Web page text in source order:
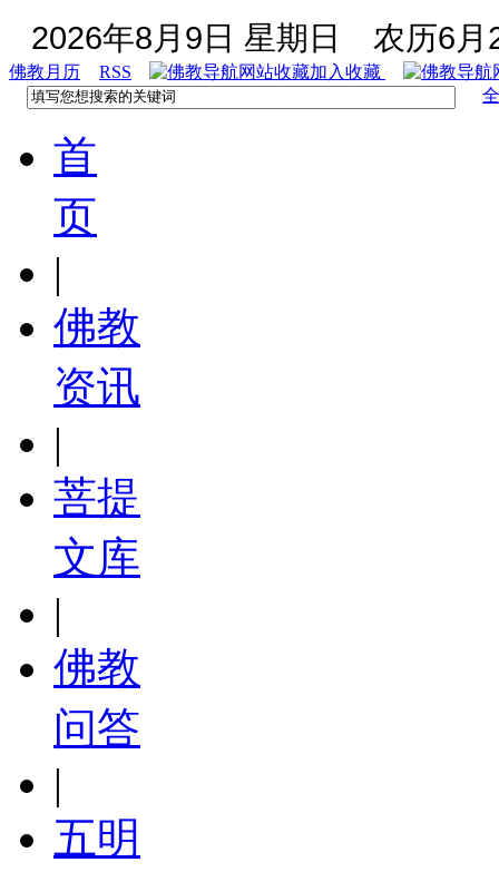
2026年8月9日 星期日 农历6月
佛教月历 RSS
加入收藏
首
页
|
佛教
资讯
|
菩提
文库
|
佛教
问答
|
五明